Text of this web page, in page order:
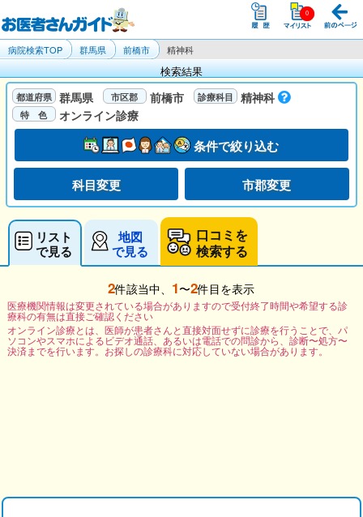
病院検索TOP 群馬県 前橋市 精神科
検索結果
群馬県 前橋市
精神科
オンライン診療
条件で絞り込む
科目変更 市郡変更
リスト
で見る
地図
で見る
口コミを
検索する
2件該当中、 1〜2件目を表示
医療機関情報は変更されている場合がありますので受付終了時間や希望する診
療科の有無は直接ご確認ください
オンライン診療とは、医師が患者さんと直接対面せずに診療を行うことで、パ
ソコンやスマホによるビデオ通話、あるいは電話での問診から、診断〜処方〜
決済までを行います。お探しの診療科に対応していない場合があります。